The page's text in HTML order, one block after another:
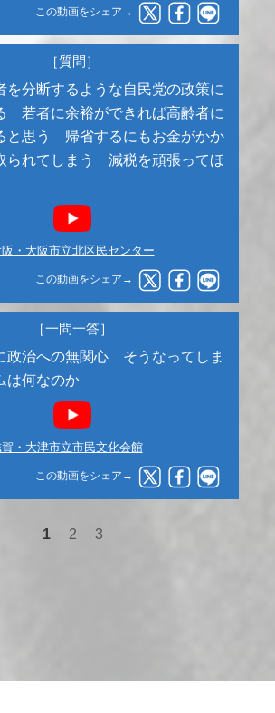
この動画をシェア→
［質問］
を分断するような自民党の政策に
若者に余裕ができれば高齢者に
と思う 帰省するにもお金がかか
れてしまう 減税を頑張ってほ
阪・大阪市立北区民センター
この動画をシェア→
［一問一答］
政治への無関心 そうなってしま
は何なのか
・大津市立市民文化会館
この動画をシェア→
1 2 3